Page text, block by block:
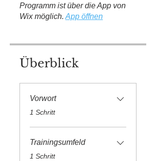
Programm ist über die App von
Wix möglich. App öffnen
Überblick
Vorwort
.1 Schritt
Trainingsumfeld
.1 Schritt